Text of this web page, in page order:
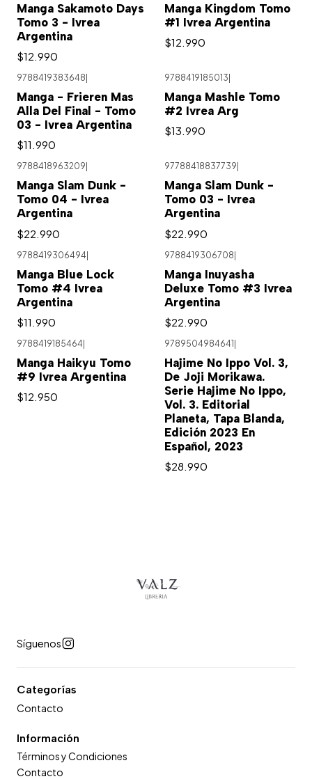
Manga Sakamoto Days
Tomo 3 - Ivrea
Argentina
$12.990
Manga Kingdom Tomo
#1 Ivrea Argentina
$12.990
9788419383648
Manga - Frieren Mas
Alla Del Final - Tomo
03 - Ivrea Argentina
$11.990
9788419185013
Manga Mashle Tomo
#2 Ivrea Arg
$13.990
9788418963209
Manga Slam Dunk -
Tomo 04 - Ivrea
Argentina
$22.990
97788418837739
Manga Slam Dunk -
Tomo 03 - Ivrea
Argentina
$22.990
9788419306494|
Manga Blue Lock
Tomo #4 Ivrea
Argentina
$11.990
9788419306708|
Manga Inuyasha
Deluxe Tomo #3 Ivrea
Argentina
$22.990
9788419185464
Manga Haikyu Tomo
#9 Ivrea Argentina
$12.950
9789504984641
Hajime No Ippo Vol. 3,
De Joji Morikawa.
Serie Hajime No Ippo,
Vol. 3. Editorial
Planeta, Tapa Blanda,
Edición 2023 En
Español, 2023
$28.990
Síguenos
Categorías
Contacto
Información
Términos y Condiciones
Contacto